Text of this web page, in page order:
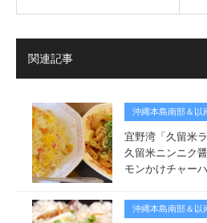
関連記事
沖縄本島南部＆以
宜野湾「久留米
久留米ニンニク
モンかけチャー
沖縄本島南部＆以